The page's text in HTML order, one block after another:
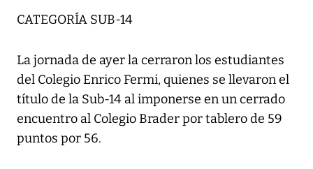
CATEGORÍA SUB-14
La jornada de ayer la cerraron los estudiantes
del Colegio Enrico Fermi, quienes se llevaron el
título de la Sub-14 al imponerse en un cerrado
encuentro al Colegio Brader por tablero de 59
puntos por 56.